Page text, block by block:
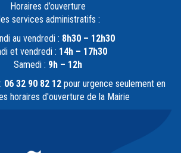
Horaires d’ouverture
services administratifs :
au vendredi : 8h30 – 12h30
et vendredi : 14h – 17h30
Samedi : 9h – 12h
06 32 90 82 12pour urgence seulement en
horaires d'ouverture de la Mairie